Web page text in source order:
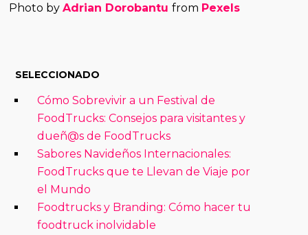
Photo byAdrian Dorobantufrom Pexels
SELECCIONADO
Cómo Sobrevivir a un Festival de
FoodTrucks: Consejos para visitantes y
dueñ@s de FoodTrucks
Sabores Navideños Internacionales:
FoodTrucks que te Llevan de Viaje por
el Mundo
Foodtrucks y Branding: Cómo hacer tu
foodtruck inolvidable